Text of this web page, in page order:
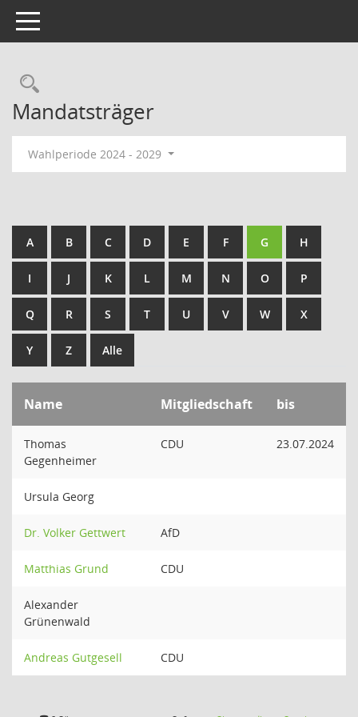
Toggle navigation
Rechercheauswahl
Mandatsträger
Wahlperiode 2024 - 2029
A B C D E F G H
I J K L M N O P
Q R S T U V W X
Y Z Alle
Name Mitgliedschaft bis
Thomas
Gegenheimer
CDU 23.07.2024
Ursula Georg
Dr. Volker Gettwert AfD
Matthias Grund CDU
Alexander
Grünenwald
Andreas Gutgesell CDU